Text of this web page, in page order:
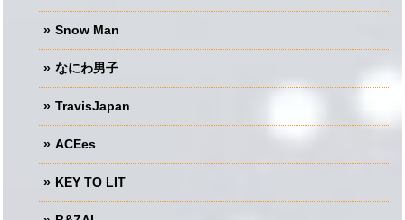
Snow Man
なにわ男子
TravisJapan
ACEes
KEY TO LIT